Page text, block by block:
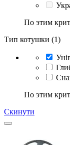
По этим
Тип котушки (1)
По этим
Скинути